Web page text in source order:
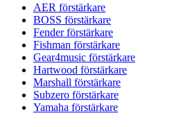
AER förstärkare
BOSS förstärkare
Fender förstärkare
Fishman förstärkare
Gear4music förstärkare
Hartwood förstärkare
Marshall förstärkare
Subzero förstärkare
Yamaha förstärkare